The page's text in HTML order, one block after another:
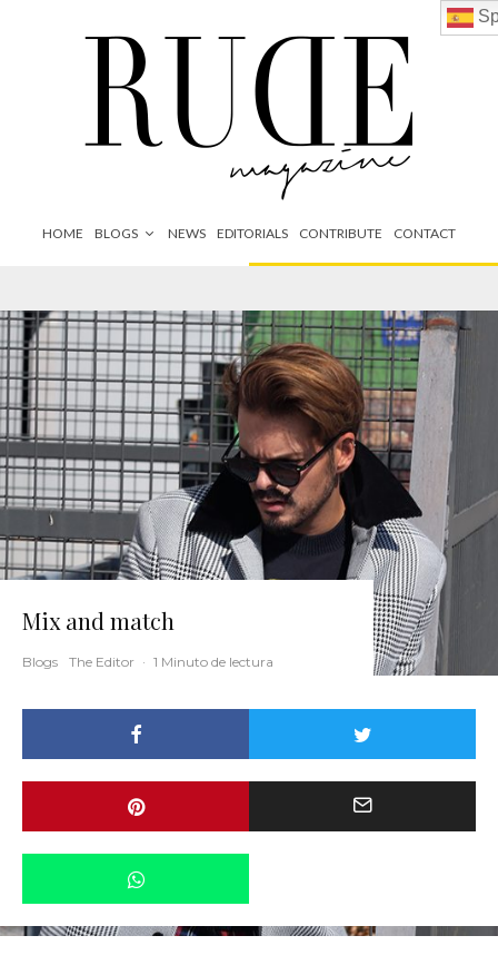
HOME BLOGS NEWS EDITORIALS CONTRIBUTE CONTACT
Mix and match
Blogs The Editor · 1 Minuto de lectura